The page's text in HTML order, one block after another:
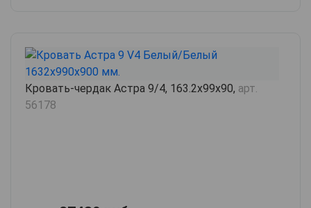
Кровать-чердак Астра 9/4, 163.2х99х90, арт.
56178